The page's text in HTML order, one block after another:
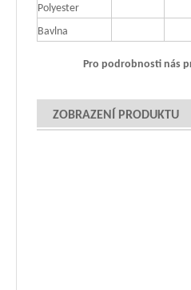
Polyester
Bavlna
Pro podrobnosti nás
ZOBRAZENÍ PRODUKTU